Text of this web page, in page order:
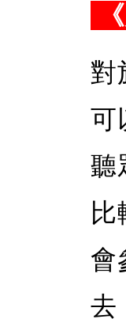
對
可
聽
會
去